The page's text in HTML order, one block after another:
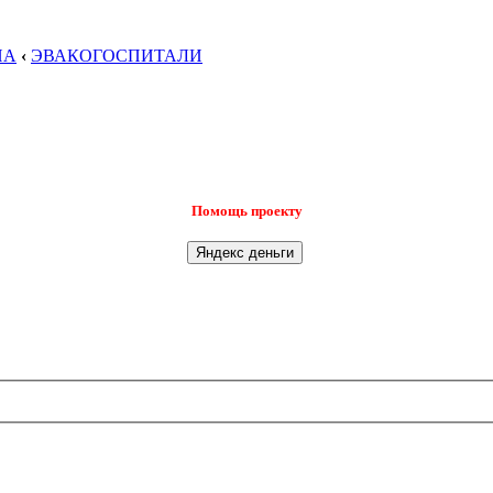
‹ ЭВАКОГОСПИТАЛИ
Помощь проекту